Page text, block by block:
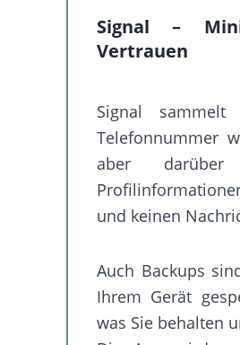
Signal –
Vertrauen
Signal
Telefonnummer
aber
und keinen
Auch Backups
Ihrem Gerät
was Sie behalten